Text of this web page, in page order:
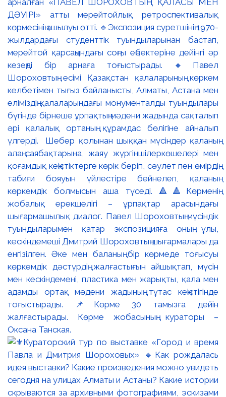
ДӘУІРІ» атты мерейтойлық ретроспективалық
көрмесінің ашылуы өтті. 🔹Экспозиция суретшінің 1970-
жылдардағы студенттік туындыларынан бастап,
мерейтой қарсаңындағы соңғы еңбектеріне дейінгі әр
кезеңді бір арнаға тоғыстырады. 🔸Павел
Шороховтың есімі Қазақстан қалаларының көркем
келбетімен тығыз байланысты, Алматы, Астана мен
еліміздің қалаларындағы монументалды туындылары
бүгінде бірнеше ұрпақтың мәдени жадында сақталып
әрі қалалық ортаның құрамдас бөлігіне айналып
үлгерді. Шебер қолынан шыққан мүсіндер қаланың
алаң-саябақтарына, жаяу жүргіншілеркөшелері мен
қоғамдық кеңістіктерге көрік беріп, сәулет пен өмірдің
табиғи бояуын үйлестіре бейнелеп, қаланың
көркемдік болмысын аша түседі. 🔺🔺Көрменің
жобалық ерекшелігі – ұрпақтар арасындағы
шығармашылық диалог. Павел Шороховтың мүсіндік
туындыларымен қатар экспозицияға оның ұлы,
кескіндемеші Дмитрий Шороховтың шығармалары да
енгізілген. Әке мен баланың бір көрмеде тоғысуы
көркемдік дәстүрдің жалғастығын айшықтап, мүсін
мен кескіндемені, пластика мен жарықты, қала мен
адамды ортақ мәдени жадының тұтас кеңістігінде
тоғыстырады. 📌Көрме 30 тамызға дейін
жалғастырады. Көрме жобасының кураторы –
Оксана Танская.